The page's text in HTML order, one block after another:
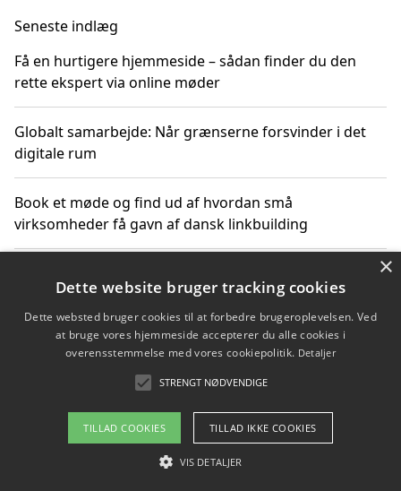
Seneste indlæg
Få en hurtigere hjemmeside – sådan finder du den
rette ekspert via online møder
Globalt samarbejde: Når grænserne forsvinder i det
digitale rum
Book et møde og find ud af hvordan små
virksomheder få gavn af dansk linkbuilding
får du indgår et samarbejde
Hold et møde med en WordPress ekspert og vælg den
mest professionelle til at vedligeholde din løsning
Copyright 2026 - Pilanto Aps
Om / kontakt
×
Dette website bruger tracking cookies
Dette websted bruger cookies til at forbedre brugeroplevelsen. Ved
at bruge vores hjemmeside accepterer du alle cookies i
overensstemmelse med vores cookiepolitik. Detaljer
STRENGT NØDVENDIGE
TILLAD COOKIES TILLAD IKKE COOKIES
VIS DETALJER